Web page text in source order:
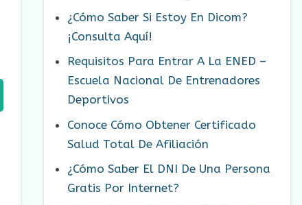
¿Cómo Saber Si Estoy En Dicom?
¡Consulta Aquí!
Requisitos Para Entrar A La ENED –
Escuela Nacional De Entrenadores
Deportivos
Conoce Cómo Obtener Certificado
Salud Total De Afiliación
¿Cómo Saber El DNI De Una Persona
Gratis Por Internet?